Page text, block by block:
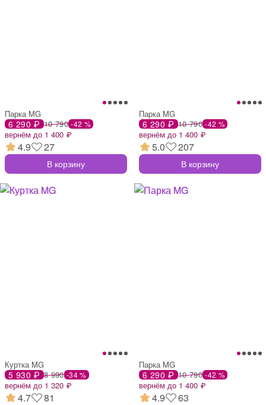
Парка MG
6 290 ₽ 10 790 -42 %
вернём до 1 400 ₽
4.9 27
В корзину
Парка MG
6 290 ₽ 10 790 -42 %
вернём до 1 400 ₽
5.0 207
В корзину
Куртка MG
5 930 ₽ 8 990 -34 %
вернём до 1 320 ₽
4.7 81
Парка MG
6 290 ₽ 10 790 -42 %
вернём до 1 400 ₽
4.9 63